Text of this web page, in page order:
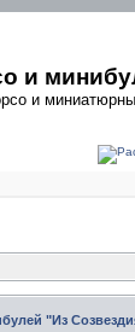
и
и
"Из